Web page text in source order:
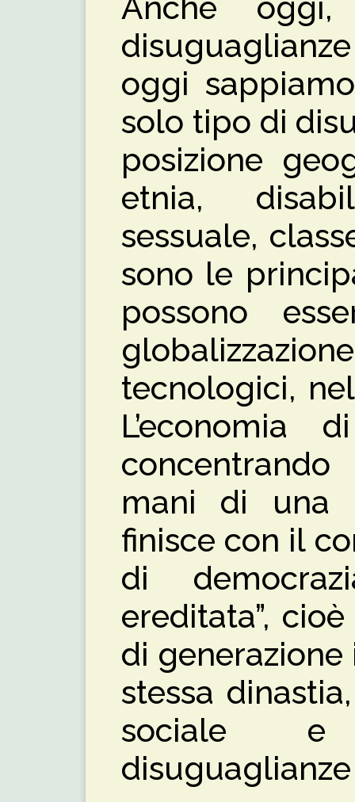
Anche
oggi
solo tipo di
posizione
etnia,
sessuale,
sono le
possono
tecnologici,
L’economia
mani di una
finisce con il
di
ereditata”,
di
stessa
sociale